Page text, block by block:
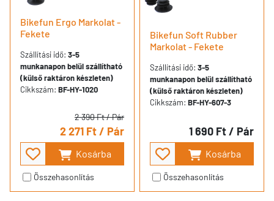
Bikefun Ergo Markolat -
Fekete
Szállítási idő: 3-5
munkanapon belül szállítható
(külső raktáron készleten)
Cikkszám: BF-HY-1020
2 390 Ft/ Pár
2 271 Ft/ Pár
Kosárba
Összehasonlítás
Bikefun Soft Rubber
Markolat - Fekete
Szállítási idő: 3-5
munkanapon belül szállítható
(külső raktáron készleten)
Cikkszám: BF-HY-607-3
1 690 Ft/ Pár
Kosárba
Összehasonlítás